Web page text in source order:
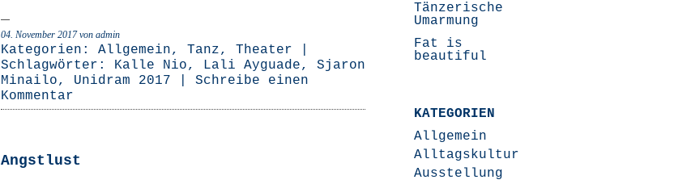
04. November 2017von admin
Kategorien: Allgemein, Tanz, Theater
Schlagwörter: Kalle Nio, Lali Ayguade, Sjaron
Minailo, Unidram 2017
Schreibe einen
Kommentar
Angstlust
Tänzerische
Umarmung
Fat is
beautiful
KATEGORIEN
Allgemein
Alltagskultur
Ausstellung